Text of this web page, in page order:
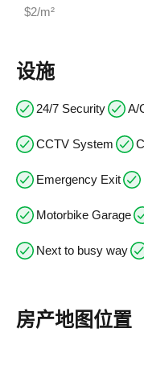
$2/m²
设施
24/7 Security A/
CCTV System
Emergency Exit
Motorbike Garage
Next to busy way
房产地图位置